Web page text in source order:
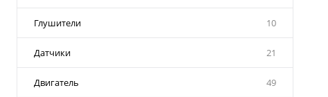
Глушители 10
Датчики 21
Двигатель 49